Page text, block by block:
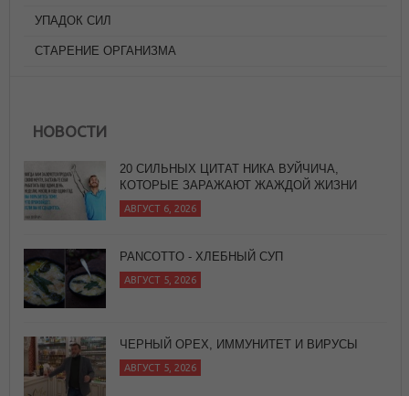
УПАДОК СИЛ
СТАРЕНИЕ ОРГАНИЗМА
НОВОСТИ
20 СИЛЬНЫХ ЦИТАТ НИКА ВУЙЧИЧА,
КОТОРЫЕ ЗАРАЖАЮТ ЖАЖДОЙ ЖИЗНИ
АВГУСТ 6, 2026
PANCOTTO - ХЛЕБНЫЙ СУП
АВГУСТ 5, 2026
ЧЕРНЫЙ ОРЕХ, ИММУНИТЕТ И ВИРУСЫ
АВГУСТ 5, 2026